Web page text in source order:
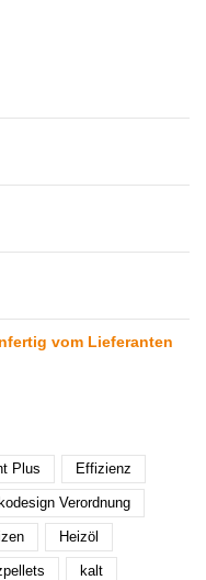
vom Lieferanten
Plus Effizienz
Verordnung
Heizöl
kalt